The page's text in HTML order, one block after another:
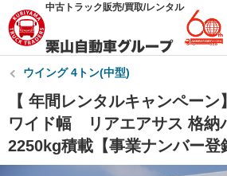
中古トラック販売/買取/レンタル
ウイング 4トン(中型)
【 年間レンタルキャンペー
ワイド幅 リアエアサス 格納
2250kg積載【事業ナンバー登